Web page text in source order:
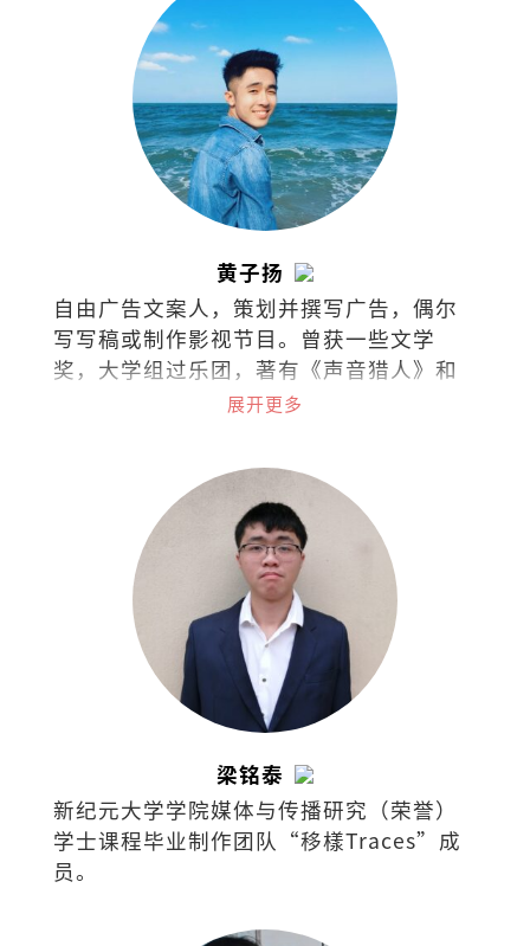
黄子扬
自由广告文案人，策划并撰写广告，偶尔
写写稿或制作影视节目。曾获一些文学
奖，大学组过乐团，著有《声音猎人》和
《徒手杀死那只狐狸》。
展开更多
梁铭泰
新纪元大学学院媒体与传播研究（荣誉）
学士课程毕业制作团队“移樣Traces”成
员。